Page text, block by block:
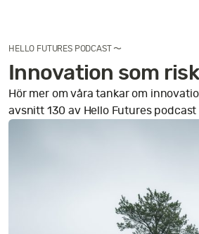
HELLO FUTURES PODCAST 〜
Innovation som
Hör mer om våra tankar om
avsnitt 130 av Hello Futures podcast